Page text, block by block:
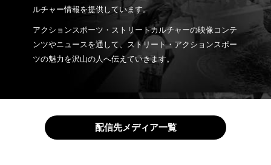
ルチャー情報を提供しています。
アクションスポーツ・ストリートカルチャーの映像コンテ
ンツやニュースを通して、ストリート・アクションスポー
ツの魅力を沢山の人へ伝えていきます。
配信先メディア一覧